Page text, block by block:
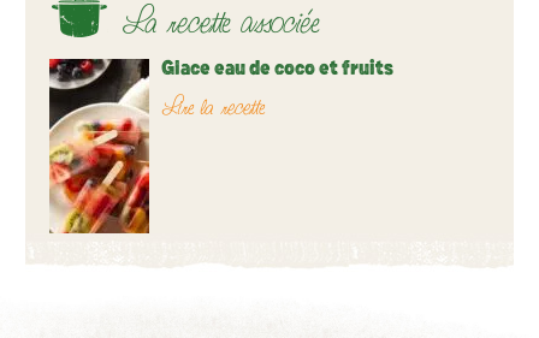
La recette associée
Glace eau de coco et fruits
Lire la recette